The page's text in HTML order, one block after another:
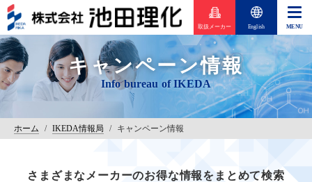
取扱メーカー English
キャンペーン情報
ホーム / IKEDA情報局 / キャンペーン情報
さまざまなメーカーのお得な情報をまとめて検索